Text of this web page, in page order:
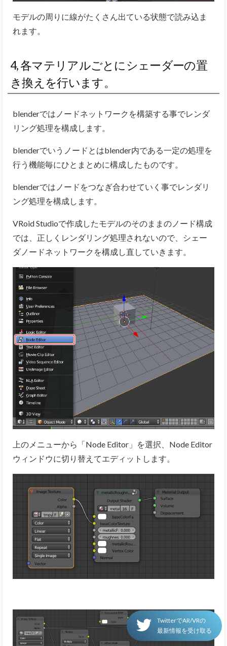
モデルの周りに線がたくさん出ている状態で読み込ま
れます。
4, 各マテリアルごとにシェーダーの置
き換えを行います。
blenderではノードネットワークを構築する事でレンダ
リング処理を構成します。
blenderでいうノードとはblender内である一定の処理を
行う機能毎にひとまとめに構成したものです。
blenderではノードをつなぎ合わせていく事でレンダリ
ング処理を構成します。
VRoid Studioで作成したモデルのそのままのノード構成
では、正しくレンダリング処理されないので、シェー
ダノードネットワークを構成し直していきます。
上のメニューから「Node Editor」を選択、Node Editor
ウィンドウに切り替えてエディットします。
TwitterでAR/VRの
最新情報を受け取る